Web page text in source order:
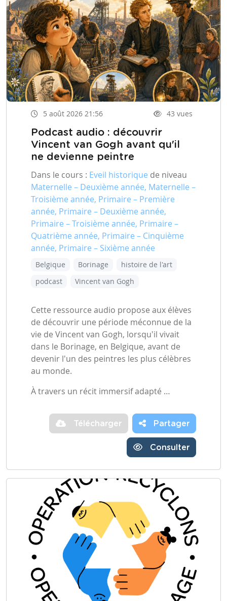
5 août 2026 21:56 43 vues
Podcast audio : découvrir
Vincent van Gogh avant qu'il
ne devienne peintre
Dans le cours : Eveil historique de niveau
Maternelle – Deuxième année, Maternelle –
Troisième année, Primaire – Première
année, Primaire – Deuxième année,
Primaire – Troisième année, Primaire –
Quatrième année, Primaire – Cinquième
année, Primaire – Sixième année
Belgique Borinage
histoire de l'art
podcast
Vincent van Gogh
Cette ressource audio propose aux élèves
de découvrir une période méconnue de la
vie de Vincent van Gogh, lorsqu'il vivait
dans le Borinage, en Belgique, avant de
devenir l'un des peintres les plus célèbres
au monde.
À travers un récit immersif adapté …
Télécharger Partager
Consulter